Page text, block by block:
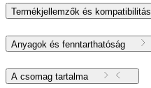
Termékjellemzők és kompatibilitás
Anyagok és fenntarthatóság
A csomag tartalma